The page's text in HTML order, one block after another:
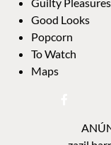
Good Looks
Popcorn
To Watch
Maps